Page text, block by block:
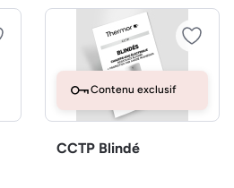
Contenu exclusif
CCTP Blindé